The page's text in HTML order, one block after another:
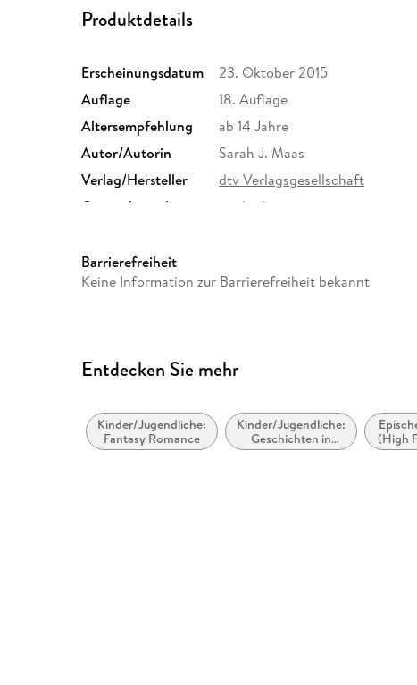
Produktdetails
Erscheinungsdatum 23. Oktober 2015
Auflage
18. Auflage
Altersempfehlung
ab 14 Jahre
Autor/Autorin
Sarah J. Maas
Verlag/Hersteller
dtv Verlagsgesellschaft
Originalsprache
englisch
ISBN
Barrierefreiheit
Keine Information zur Barrierefreiheit bekannt
Entdecken Sie mehr
Kinder/Jugendliche:
Fantasy Romance
Kinder/Jugendliche:
Geschichten in
Übersetzung
(High